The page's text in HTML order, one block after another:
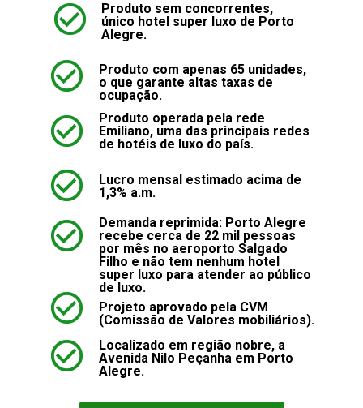
Produto sem concorrentes,
único hotel super luxo de Porto
Alegre.
Produto operada pela rede
Emiliano, uma das principais redes
de hotéis de luxo do país.
Produto com apenas 65 unidades,
o que garante altas taxas de
ocupação.
Lucro mensal estimado acima de
1,3% a.m.
Demanda reprimida: Porto Alegre
recebe cerca de 22 mil pessoas
por mês no aeroporto Salgado
Filho e não tem nenhum hotel
super luxo para atender ao público
de luxo.
Projeto aprovado pela CVM
(Comissão de Valores mobiliários).
Localizado em região nobre, a
Avenida Nilo Peçanha em Porto
Alegre.